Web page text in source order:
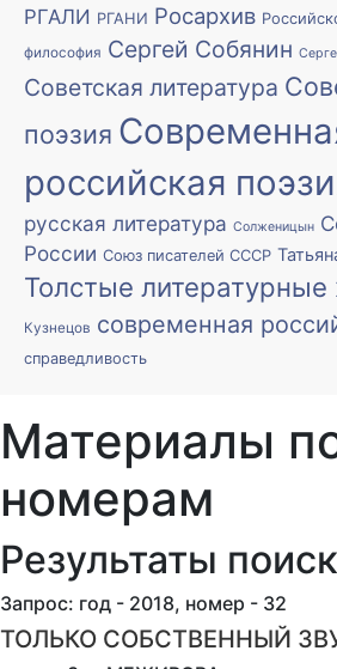
РГАЛИ РГАНИ Росархив
философия Сергей Собянин
Советская литература
поэзия
российская
русская литература Солженицын
России Союз писателей СССР
Толстые
Кузнецов современная
справедливость
Материалы
номерам
Результаты
Запрос: год - 2018, номер - 32
ТОЛЬКО СОБСТВЕННЫЙ